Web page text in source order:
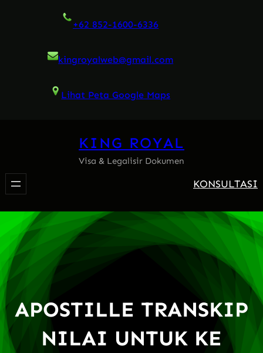
+62 852-1600-6336
kingroyalweb@gmail.com
Lihat Peta Google Maps
KING ROYAL
Visa & Legalisir Dokumen
KONSULTASI
APOSTILLE TRANSKIP
NILAI UNTUK KE